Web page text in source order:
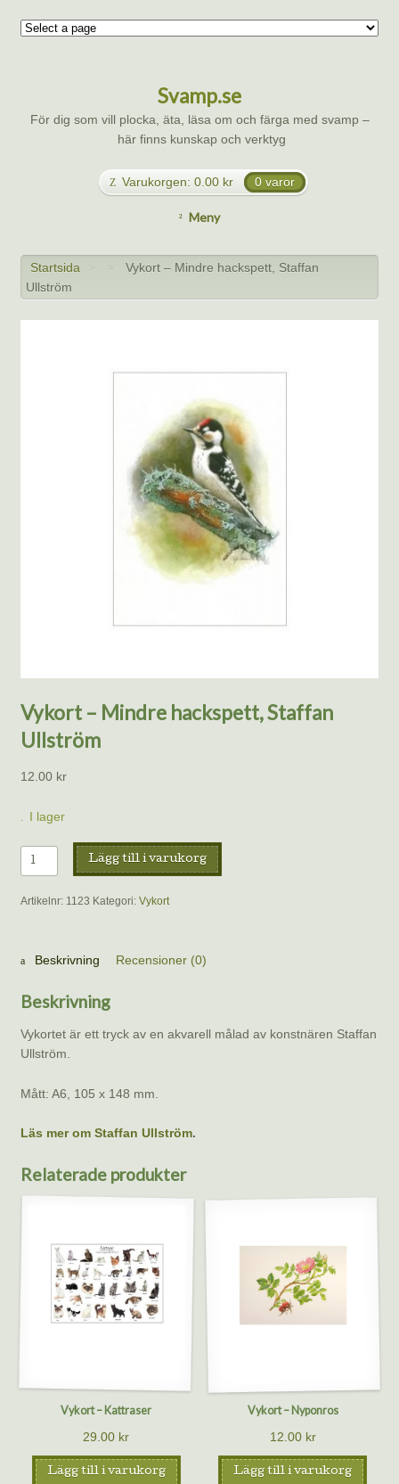
Svamp.se
För dig som vill plocka, äta, läsa om och färga med svamp –
här finns kunskap och verktyg
Varukorgen: 0.00 kr 0 varor
Meny
Startsida > >
Vykort – Mindre hackspett, Staffan
Ullström
Vykort – Mindre hackspett, Staffan
Ullström
12.00 kr
I lager
Vykort
–
Mindre
Ullström
Lägg till i varukorg
Artikelnr: 1123 Kategori: Vykort
Beskrivning Recensioner (0)
Beskrivning
Vykortet är ett tryck av en akvarell målad av konstnären Staffan
Ullström.
Mått: A6, 105 x 148 mm.
Läs mer om Staffan Ullström.
Relaterade produkter
Vykort – Kattraser
29.00 kr
Lägg till i varukorg
Vykort – Nyponros
12.00 kr
Lägg till i varukorg